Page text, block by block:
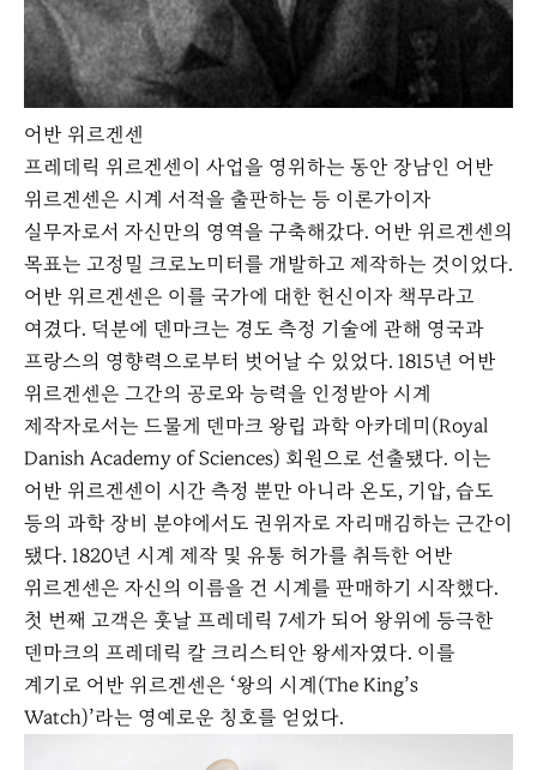
어반 위르겐센
프레데릭 위르겐센이 사업을 영위하는 동안 장남인 어반
위르겐센은 시계 서적을 출판하는 등 이론가이자
실무자로서 자신만의 영역을 구축해갔다. 어반 위르겐센의
목표는 고정밀 크로노미터를 개발하고 제작하는 것이었다.
어반 위르겐센은 이를 국가에 대한 헌신이자 책무라고
여겼다. 덕분에 덴마크는 경도 측정 기술에 관해 영국과
프랑스의 영향력으로부터 벗어날 수 있었다. 1815년 어반
위르겐센은 그간의 공로와 능력을 인정받아 시계
제작자로서는 드물게 덴마크 왕립 과학 아카데미(Royal
Danish Academy of Sciences) 회원으로 선출됐다. 이는
어반 위르겐센이 시간 측정 뿐만 아니라 온도, 기압, 습도
등의 과학 장비 분야에서도 권위자로 자리매김하는 근간이
됐다. 1820년 시계 제작 및 유통 허가를 취득한 어반
위르겐센은 자신의 이름을 건 시계를 판매하기 시작했다.
첫 번째 고객은 훗날 프레데릭 7세가 되어 왕위에 등극한
덴마크의 프레데릭 칼 크리스티안 왕세자였다. 이를
계기로 어반 위르겐센은 ‘왕의 시계(The King’s
Watch)’라는 영예로운 칭호를 얻었다.